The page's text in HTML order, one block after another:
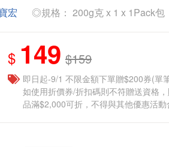
宏 ◎規格： 200g克 x 1 x 1Pack包
$ 149 $159
即日起-9/1 不限金額下單贈$200券(單
如使用折價券/折扣碼則不符贈送資格
品滿$2,000可折，不得與其他優惠活動